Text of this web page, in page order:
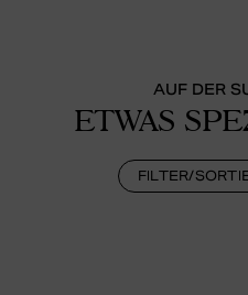
AUF DER
ETWAS
FILTER/